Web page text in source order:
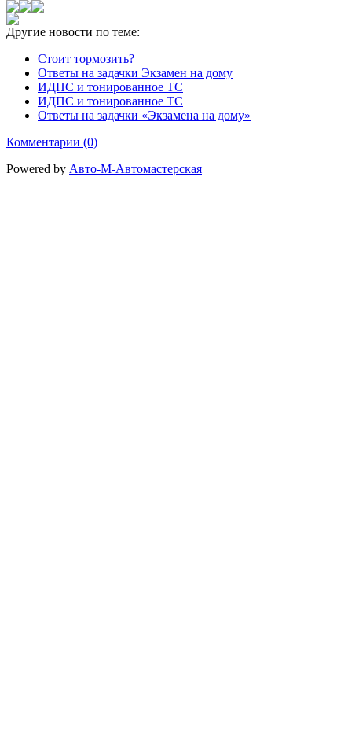
Другие новости по теме:
Стоит тормозить?
Ответы на задачки Экзамен на дому
ИДПС и тонированное ТС
ИДПС и тонированное ТС
Ответы на задачки «Экзамена на дому»
Комментарии (0)
Powered by Авто-М-Автомастерская